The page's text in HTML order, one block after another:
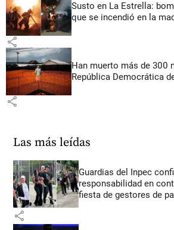
Susto en La Estrella:
que se incendió en la
share
Han muerto más de 300
República Democrática
share
Las más leídas
Guardias del Inpec
responsabilidad en
fiesta de gestores de
share